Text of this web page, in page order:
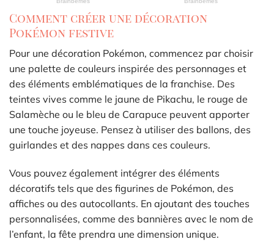
Comment créer une décoration
Pokémon festive
Pour une décoration Pokémon, commencez par choisir
une palette de couleurs inspirée des personnages et
des éléments emblématiques de la franchise. Des
teintes vives comme le jaune de Pikachu, le rouge de
Salamèche ou le bleu de Carapuce peuvent apporter
une touche joyeuse. Pensez à utiliser des ballons, des
guirlandes et des nappes dans ces couleurs.
Vous pouvez également intégrer des éléments
décoratifs tels que des figurines de Pokémon, des
affiches ou des autocollants. En ajoutant des touches
personnalisées, comme des bannières avec le nom de
l’enfant, la fête prendra une dimension unique.